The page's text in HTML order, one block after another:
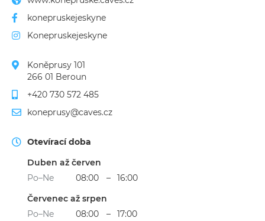
konepruskejeskyne
Konepruskejeskyne
Koněprusy 101
266 01 Beroun
+420 730 572 485
koneprusy@caves.cz
Otevírací doba
Duben až červen
Po–Ne
08:00 –
16:00
Červenec až srpen
Po–Ne
08:00 – 17:00